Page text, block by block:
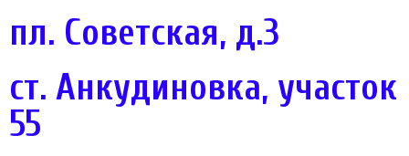
пл. Советская, д.3
ст. Анкудиновка, участок
55